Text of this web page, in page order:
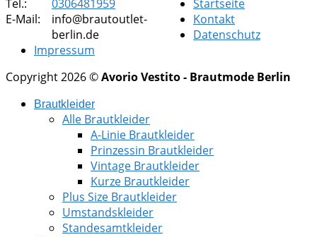
Tel.:
E-Mail:
0306481959
info@brautoutlet-
berlin.de
Startseite
Kontakt
Datenschutz
Impressum
Copyright 2026 ©Avorio Vestito - Brautmode Berlin
Brautkleider
Alle Brautkleider
A-Linie Brautkleider
Prinzessin Brautkleider
Vintage Brautkleider
Kurze Brautkleider
Plus Size Brautkleider
Umstandskleider
Standesamtkleider